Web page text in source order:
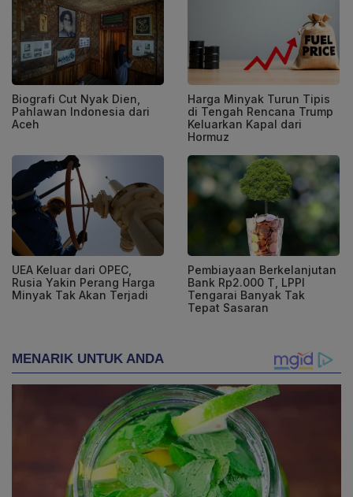
Biografi Cut Nyak Dien,
Pahlawan Indonesia dari
Aceh
Harga Minyak Turun Tipis
di Tengah Rencana Trump
Keluarkan Kapal dari
Hormuz
UEA Keluar dari OPEC,
Rusia Yakin Perang Harga
Minyak Tak Akan Terjadi
Pembiayaan Berkelanjutan
Bank Rp2.000 T, LPPI
Tengarai Banyak Tak
Tepat Sasaran